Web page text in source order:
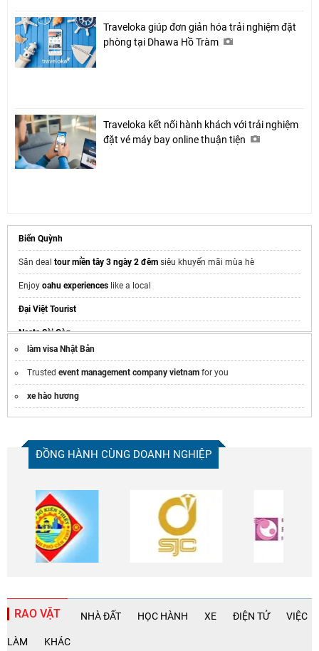
Traveloka giúp đơn giản hóa trải nghiệm đặt
phòng tại Dhawa Hồ Tràm
Traveloka kết nối hành khách với trải nghiệm
đặt vé máy bay online thuận tiện
Biển Quỳnh
Săn deal tour miền tây 3 ngày 2 đêm siêu khuyến mãi mùa hè
Enjoy oahu experiences like a local
Đại Việt Tourist
Nesta Sài Gòn
vé universal studios singapore
Chương trình hè Sơn Tiên
Mua eSIM du lịch Nhật Bản:
ban/
https://maytravel.vn/
làm visa Nhật Bản
Trusted event management company vietnam for you
xe hào hương
ĐỒNG HÀNH CÙNG DOANH NGHIỆP
RAO VẶT NHÀ ĐẤT HỌC HÀNH XE ĐIỆN TỬ VIỆC
LÀM KHÁC